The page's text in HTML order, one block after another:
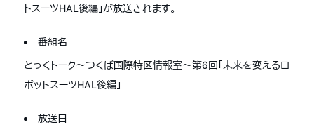
トスーツHAL後編」が放送されます。
番組名
とっくトーク～つくば国際特区情報室～第6回「未来を変えるロ
ボットスーツHAL後編」
放送日